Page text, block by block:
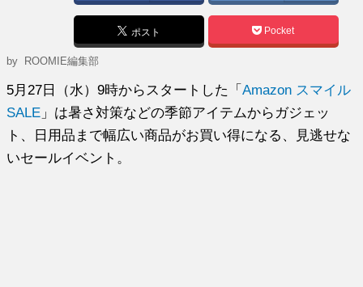
ポスト Pocket
by ROOMIE編集部
5月27日（水）9時からスタートした「Amazon スマイル
SALE 」は暑さ対策などの季節アイテムからガジェッ
ト、日用品まで幅広い商品がお買い得になる、見逃せな
いセールイベント。